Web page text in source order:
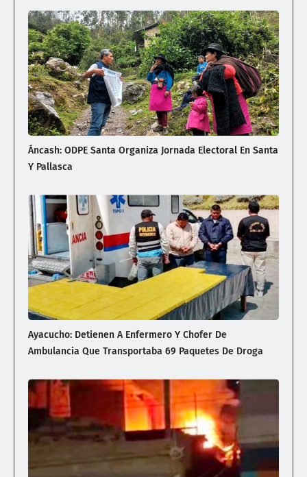
Áncash: ODPE Santa Organiza Jornada Electoral En Santa
Y Pallasca
Ayacucho: Detienen A Enfermero Y Chofer De
Ambulancia Que Transportaba 69 Paquetes De Droga